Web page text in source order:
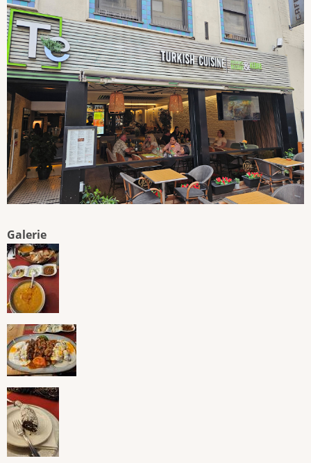
Galerie